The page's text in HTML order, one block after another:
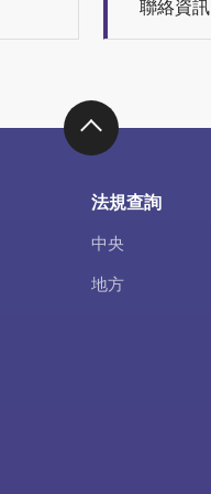
聯絡資訊
法規查詢
中央
地方